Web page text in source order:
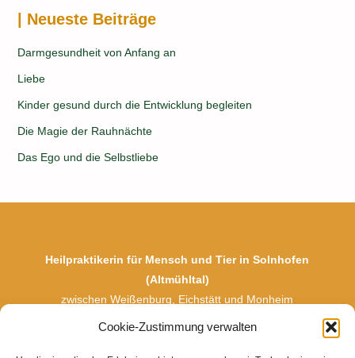
Cookie-Zustimmung verwalten
| Neueste Beiträge
Darmgesundheit von Anfang an
Liebe
Kinder gesund durch die Entwicklung begleiten
Die Magie der Rauhnächte
Das Ego und die Selbstliebe
Heilpraktikerin für Mensch und Tier in Solnhofen
(Altmühltal)
zwischen Weißenburg, Eichstätt und Monheim
– Ganzheitliche Begleitung für